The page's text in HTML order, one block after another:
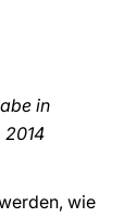
in
2014
wie